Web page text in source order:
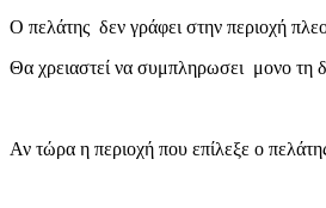
Ο πελάτης δεν γράφει στην περιοχή
Θα χρειαστεί να συμπληρωσει μονο τη
Αν τώρα η περιοχή που επίλεξε ο